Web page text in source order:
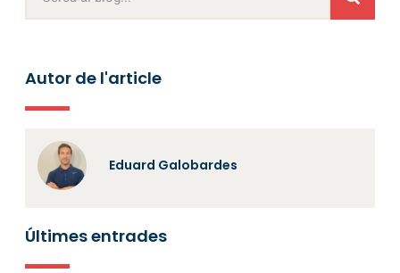
Autor de l'article
Eduard Galobardes
Últimes entrades